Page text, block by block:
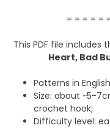
= = = = =
This PDF file includes
Heart, Bad
Patterns in
Size: about ~5-
crochet hook;
Difficulty level: